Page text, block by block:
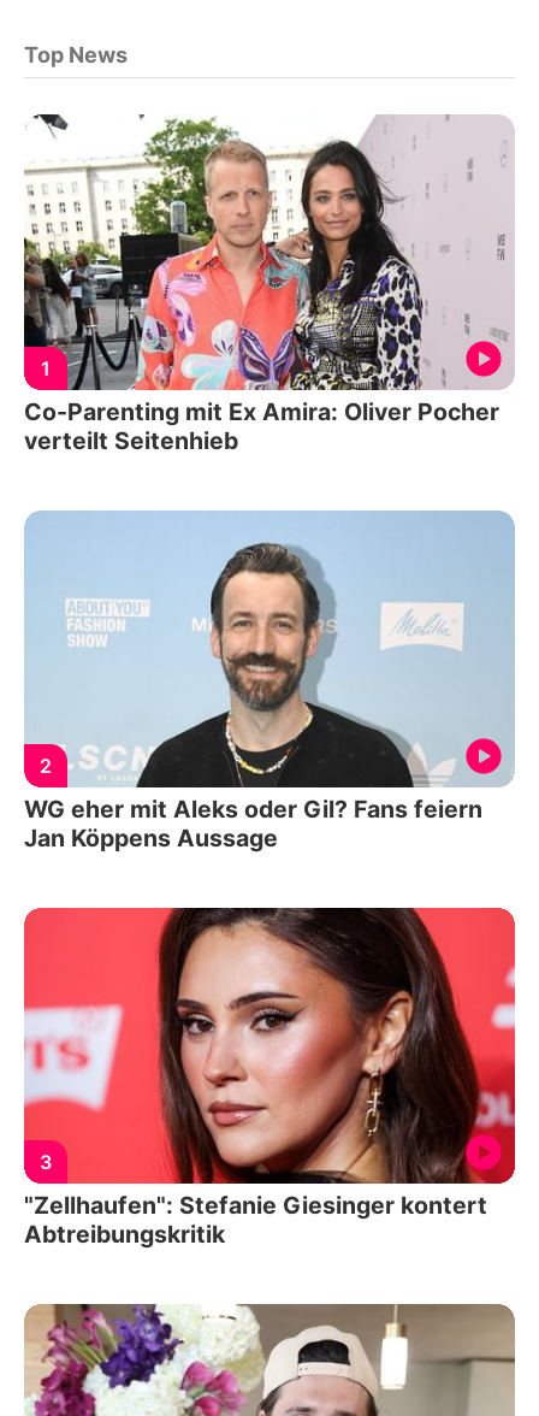
Top News
1
Co-Parenting mit Ex Amira: Oliver Pocher
verteilt Seitenhieb
2
WG eher mit Aleks oder Gil? Fans feiern
Jan Köppens Aussage
3
"Zellhaufen": Stefanie Giesinger kontert
Abtreibungskritik